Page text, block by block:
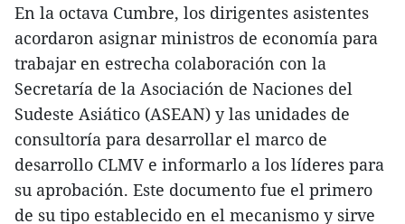
En la octava Cumbre, los dirigentes asistentes
acordaron asignar ministros de economía para
trabajar en estrecha colaboración con la
Secretaría de la Asociación de Naciones del
Sudeste Asiático (ASEAN) y las unidades de
consultoría para desarrollar el marco de
desarrollo CLMV e informarlo a los líderes para
su aprobación. Este documento fue el primero
de su tipo establecido en el mecanismo y sirve